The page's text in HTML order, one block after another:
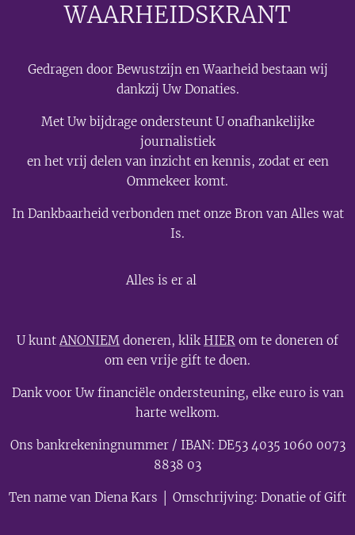
WAARHEIDSKRANT
Gedragen door Bewustzijn en Waarheid bestaan wij
dankzij Uw Donaties.
Met Uw bijdrage ondersteunt U onafhankelijke
journalistiek
en het vrij delen van inzicht en kennis, zodat er een
Ommekeer komt.
In Dankbaarheid verbonden met onze Bron van Alles wat
Is.
Alles is er al
U kuntANONIEM doneren, klikHIER om te doneren of
om een vrije gift te doen.
Dank voor Uw financiële ondersteuning, elke euro is van
harte welkom.
Ons bankrekeningnummer / IBAN: DE53 4035 1060 0073
8838 03
Ten name van Diena Kars │ Omschrijving: Donatie of Gift